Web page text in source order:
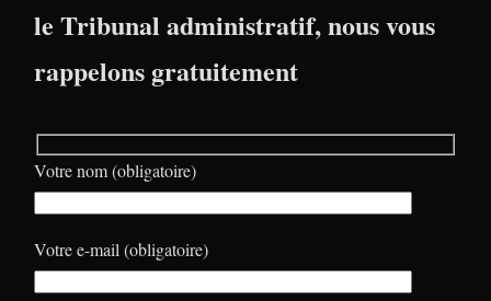
le Tribunal administratif, nous vous
rappelons gratuitement
Votre nom (obligatoire)
Votre e-mail (obligatoire)